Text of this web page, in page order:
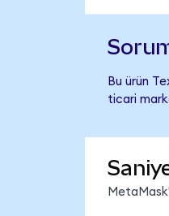
Bu ürün
ticari